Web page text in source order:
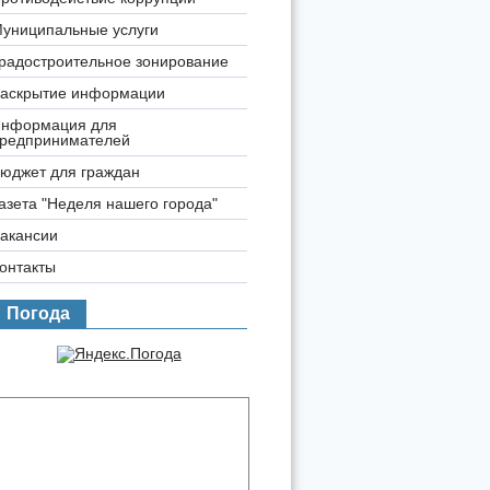
услуги
зонирование
информации
для
для граждан
"Неделя нашего города"
Погода